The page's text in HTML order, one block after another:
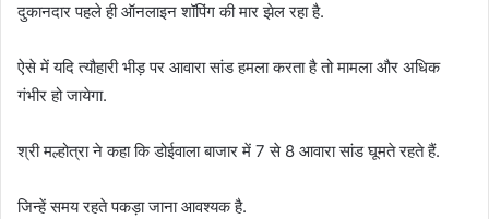
दुकानदार पहले ही ऑनलाइन शॉपिंग की मार झेल रहा है.
ऐसे में यदि त्यौहारी भीड़ पर आवारा सांड हमला करता है तो मामला और अधिक
गंभीर हो जायेगा.
श्री मल्होत्रा ने कहा कि डोईवाला बाजार में 7 से 8 आवारा सांड घूमते रहते हैं.
जिन्हें समय रहते पकड़ा जाना आवश्यक है.